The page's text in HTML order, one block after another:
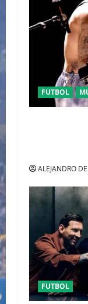
FUTBOL
ALEJANDRO
FUTBOL